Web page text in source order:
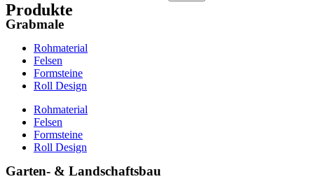
Produkte
Grabmale
Rohmaterial
Felsen
Formsteine
Roll Design
Rohmaterial
Felsen
Formsteine
Roll Design
Garten- & Landschaftsbau